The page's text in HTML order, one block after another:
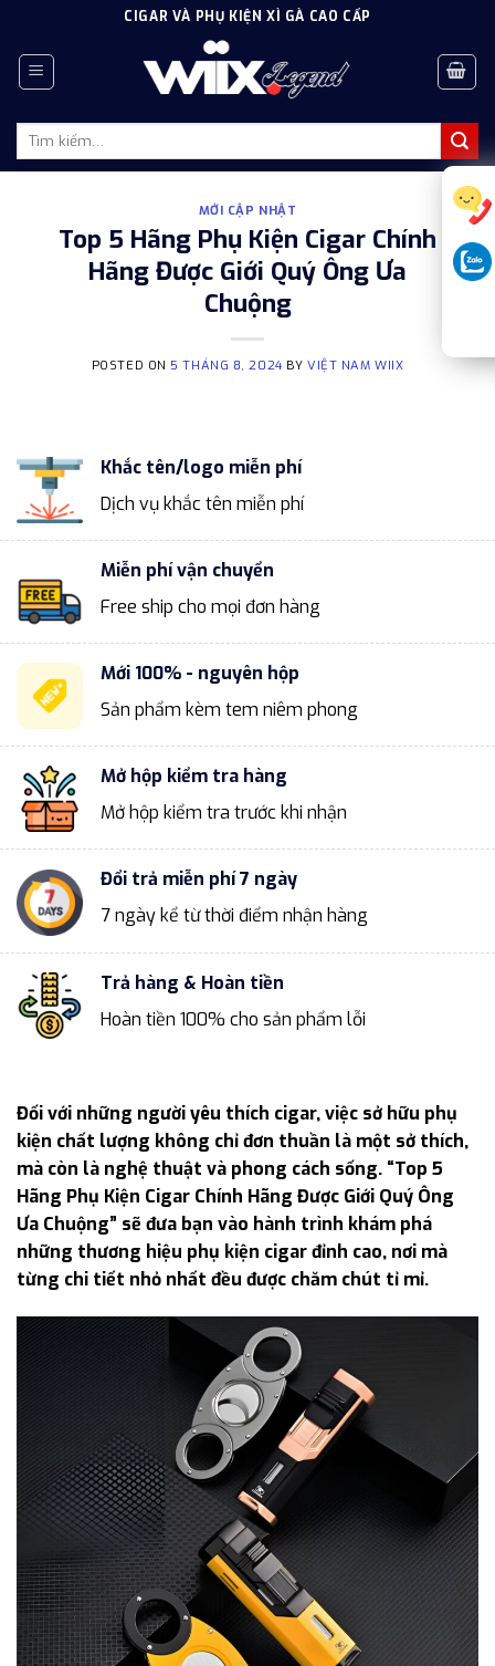
content
CIGAR VÀ PHỤ KIỆN XÌ GÀ CAO CẤP
Tìm
MỚI CẬP NHẬT
Top 5 Hãng Phụ Kiện Cigar Chính
Hãng Được Giới Quý Ông Ưa
Chuộng
POSTED ON5 THÁNG 8, 2024 BY VIỆT NAM WIIX
Khắc tên/logo miễn phí
Dịch vụ khắc tên miễn phí
Miễn phí vận chuyển
Free ship cho mọi đơn hàng
Mới 100% - nguyên hộp
Sản phẩm kèm tem niêm phong
Mở hộp kiểm tra hàng
Mở hộp kiểm tra trước khi nhận
Đổi trả miễn phí 7 ngày
7 ngày kể từ thời điểm nhận hàng
Trả hàng & Hoàn tiền
Hoàn tiền 100% cho sản phẩm lỗi
Đối với những người yêu thích cigar, việc sở hữu phụ
kiện chất lượng không chỉ đơn thuần là một sở thích,
mà còn là nghệ thuật và phong cách sống. “Top 5
Hãng Phụ Kiện Cigar Chính Hãng Được Giới Quý Ông
Ưa Chuộng” sẽ đưa bạn vào hành trình khám phá
những thương hiệu phụ kiện cigar đỉnh cao, nơi mà
từng chi tiết nhỏ nhất đều được chăm chút tỉ mỉ.